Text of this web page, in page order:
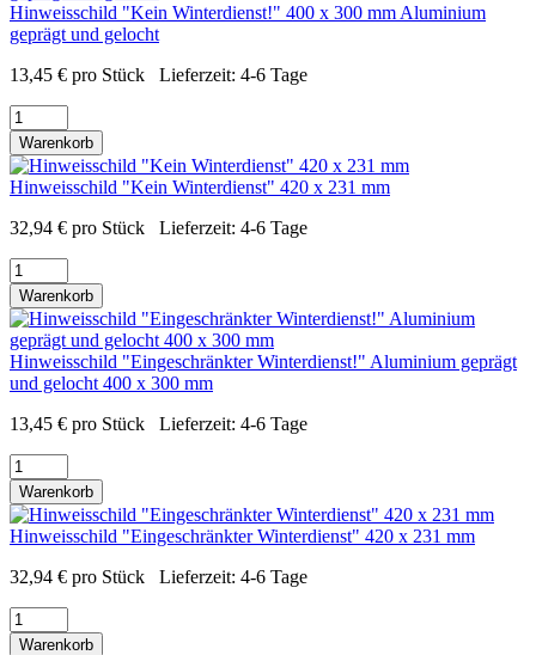
Hinweisschild "Kein Winterdienst!" 400 x 300 mm Aluminium
geprägt und gelocht
13,45 € pro Stück Lieferzeit: 4-6 Tage
Warenkorb
Hinweisschild "Kein Winterdienst" 420 x 231 mm
32,94 € pro Stück Lieferzeit: 4-6 Tage
Warenkorb
Hinweisschild "Eingeschränkter Winterdienst!" Aluminium geprägt
und gelocht 400 x 300 mm
13,45 € pro Stück Lieferzeit: 4-6 Tage
Warenkorb
Hinweisschild "Eingeschränkter Winterdienst" 420 x 231 mm
32,94 € pro Stück Lieferzeit: 4-6 Tage
Warenkorb